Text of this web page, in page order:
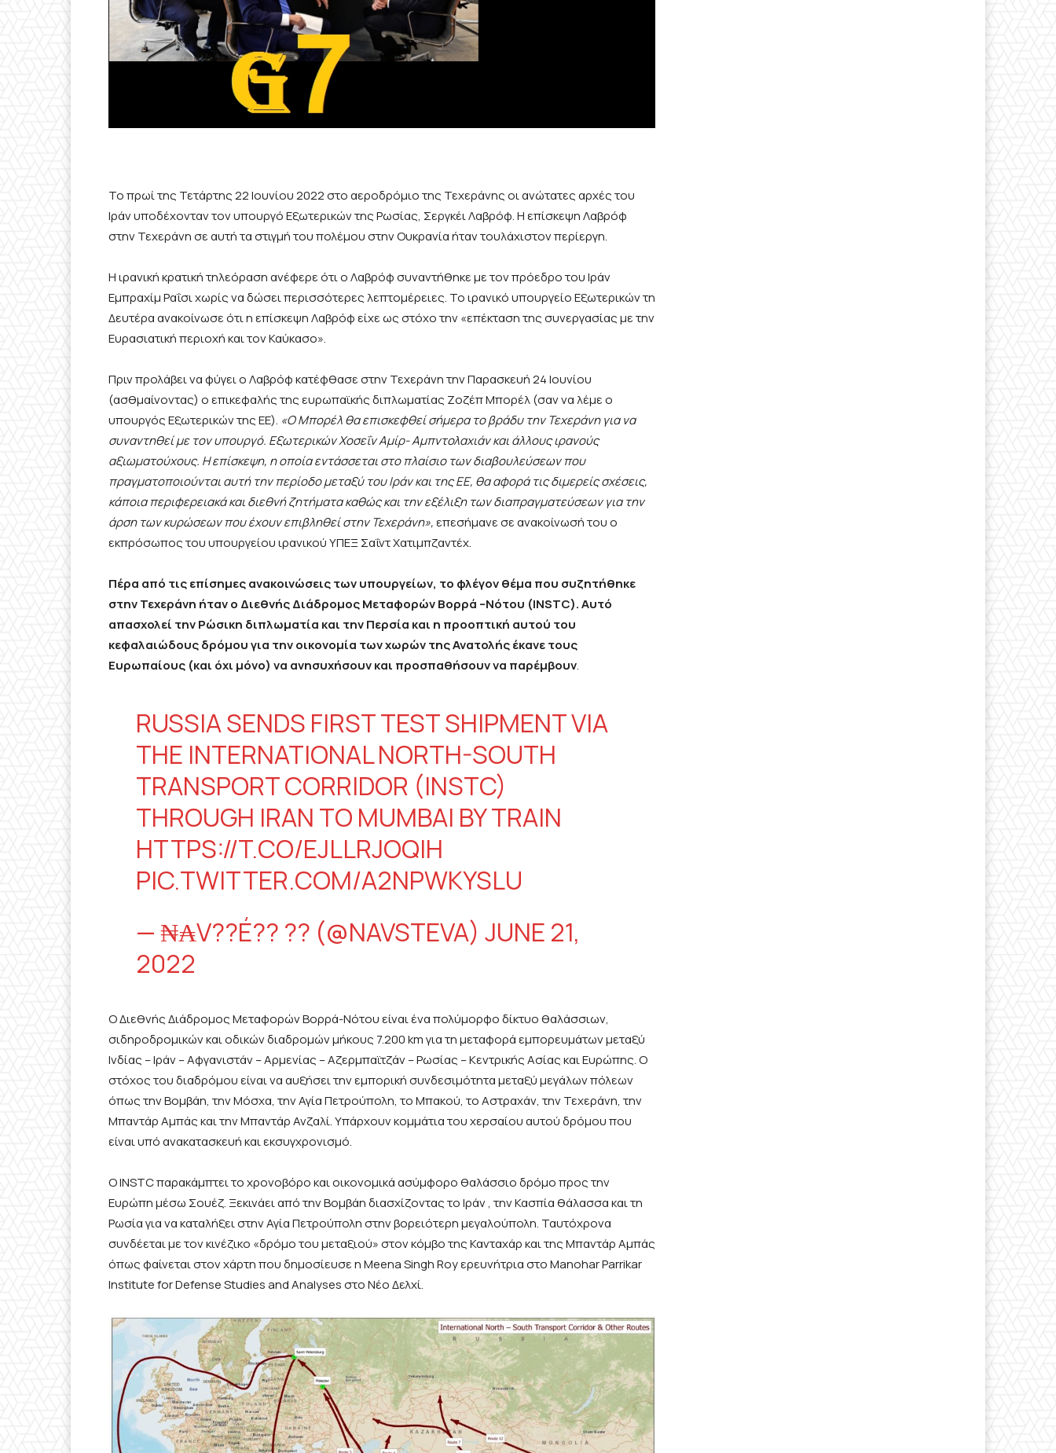
Το πρωί της Τετάρτης 22 Ιουνίου 2022 στο αεροδρόμιο της Τεχεράνης οι ανώτατες αρχές του
Ιράν υποδέχονταν τον υπουργό Εξωτερικών της Ρωσίας, Σεργκέι Λαβρόφ. Η επίσκεψη Λαβρόφ
στην Τεχεράνη σε αυτή τα στιγμή του πολέμου στην Ουκρανία ήταν τουλάχιστον περίεργη.
Η ιρανική κρατική τηλεόραση ανέφερε ότι ο Λαβρόφ συναντήθηκε με τον πρόεδρο του Ιράν
Εμπραχίμ Ραΐσι χωρίς να δώσει περισσότερες λεπτομέρειες. Το ιρανικό υπουργείο Εξωτερικών τη
Δευτέρα ανακοίνωσε ότι η επίσκεψη Λαβρόφ είχε ως στόχο την «επέκταση της συνεργασίας με την
Ευρασιατική περιοχή και τον Καύκασο».
Πριν προλάβει να φύγει ο Λαβρόφ κατέφθασε στην Τεχεράνη την Παρασκευή 24 Ιουνίου
(ασθμαίνοντας) ο επικεφαλής της ευρωπαϊκής διπλωματίας Ζοζέπ Μπορέλ (σαν να λέμε ο
υπουργός Εξωτερικών της ΕΕ). «Ο Μπορέλ θα επισκεφθεί σήμερα το βράδυ την Τεχεράνη για να
συναντηθεί με τον υπουργό. Εξωτερικών Χοσεΐν Αμίρ- Αμπντολαχιάν και άλλους ιρανούς
αξιωματούχους. Η επίσκεψη, η οποία εντάσσεται στο πλαίσιο των διαβουλεύσεων που
πραγματοποιούνται αυτή την περίοδο μεταξύ του Ιράν και της ΕΕ, θα αφορά τις διμερείς σχέσεις,
κάποια περιφερειακά και διεθνή ζητήματα καθώς και την εξέλιξη των διαπραγματεύσεων για την
άρση των κυρώσεων που έχουν επιβληθεί στην Τεχεράνη»,επεσήμανε σε ανακοίνωσή του ο
εκπρόσωπος του υπουργείου ιρανικού ΥΠΕΞ Σαΐντ Χατιμπζαντέχ.
Πέρα από τις επίσημες ανακοινώσεις των υπουργείων, το φλέγον θέμα που συζητήθηκε
στην Τεχεράνη ήταν ο Διεθνής Διάδρομος Μεταφορών Βορρά –Νότου (INSTC). Αυτό
απασχολεί την Ρώσικη διπλωματία και την Περσία και η προοπτική αυτού του
κεφαλαιώδους δρόμου για την οικονομία των χωρών της Ανατολής έκανε τους
Ευρωπαίους (και όχι μόνο) να ανησυχήσουν και προσπαθήσουν να παρέμβουν.
RUSSIA SENDS FIRST TEST SHIPMENT VIA
THE INTERNATIONAL NORTH-SOUTH
TRANSPORT CORRIDOR (INSTC)
THROUGH IRAN TO MUMBAI BY TRAIN
HTTPS://T.CO/EJLLRJOQIH
PIC.TWITTER.COM/A2NPWKYSLU
— ₦₳V??É?? ?? (@NAVSTEVA) JUNE 21,
2022
Ο Διεθνής Διάδρομος Μεταφορών Βορρά-Νότου είναι ένα πολύμορφο δίκτυο θαλάσσιων,
σιδηροδρομικών και οδικών διαδρομών μήκους 7.200 km για τη μεταφορά εμπορευμάτων μεταξύ
Ινδίας – Ιράν – Αφγανιστάν – Αρμενίας – Αζερμπαϊτζάν – Ρωσίας – Κεντρικής Ασίας και Ευρώπης. Ο
στόχος του διαδρόμου είναι να αυξήσει την εμπορική συνδεσιμότητα μεταξύ μεγάλων πόλεων
όπως την Βομβάη, την Μόσχα, την Αγία Πετρούπολη, το Μπακού, το Αστραχάν, την Τεχεράνη, την
Μπαντάρ Αμπάς και την Μπαντάρ Ανζαλί. Υπάρχουν κομμάτια του χερσαίου αυτού δρόμου που
είναι υπό ανακατασκευή και εκσυγχρονισμό.
Ο INSTC παρακάμπτει το χρονοβόρο και οικονομικά ασύμφορο θαλάσσιο δρόμο προς την
Ευρώπη μέσω Σουέζ. Ξεκινάει από την Βομβάη διασχίζοντας το Ιράν , την Κασπία θάλασσα και τη
Ρωσία για να καταλήξει στην Αγία Πετρούπολη στην βορειότερη μεγαλούπολη. Ταυτόχρονα
συνδέεται με τον κινέζικο «δρόμο του μεταξιού» στον κόμβο της Κανταχάρ και της Μπαντάρ Αμπάς
όπως φαίνεται στον χάρτη που δημοσίευσε η Meena Singh Roy ερευνήτρια στο Manohar Parrikar
Institute for Defense Studies and Analyses στο Νέο Δελχί.